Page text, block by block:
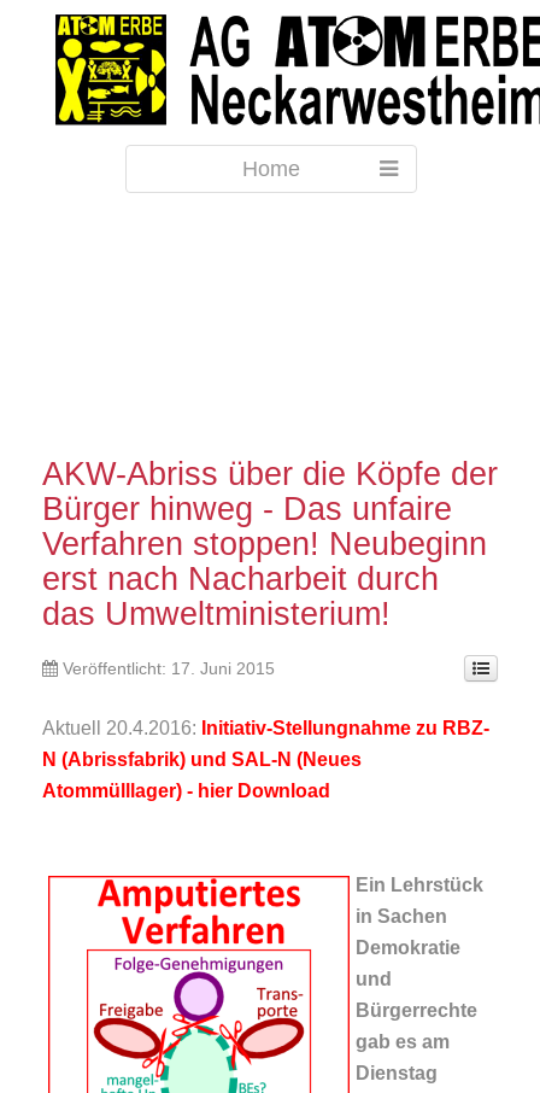
Home
AKW-Abriss über die Köpfe der
Bürger hinweg - Das unfaire
Verfahren stoppen! Neubeginn
erst nach Nacharbeit durch
das Umweltministerium!
Veröffentlicht: 17. Juni 2015
Aktuell 20.4.2016: Initiativ-Stellungnahme zu RBZ-
N (Abrissfabrik) und SAL-N (Neues
Atommülllager) - hier Download
Ein Lehrstück
in Sachen
Demokratie
und
Bürgerrechte
gab es am
Dienstag